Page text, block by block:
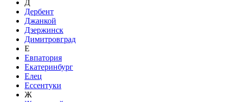
Д
Дербент
Джанкой
Дзержинск
Димитровград
Е
Евпатория
Екатеринбург
Елец
Ессентуки
Ж